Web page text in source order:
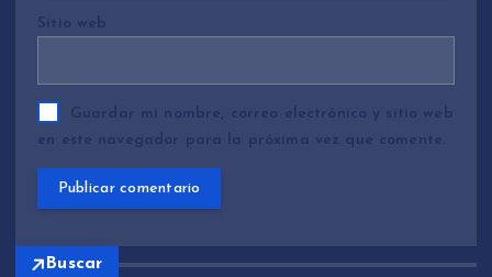
Sitio web
Guardar mi nombre, correo electrónico y sitio web
en este navegador para la próxima vez que comente.
Buscar